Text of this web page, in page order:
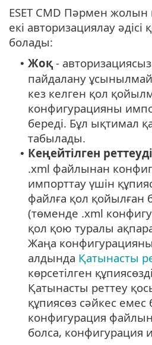
ESET CMD Пәрмен жолын
екі авторизациялау әдісі
болады:
• Жоқ- авторизациясыз.
пайдалану
кез келген қол
конфигурацияны
береді. Бұл ықтимал
табылады.
• Кеңейтілген
.xml файлынан
импорттау үшін
файлға қол қойылған
(төменде .xml
қол қою туралы
Жаңа
алдында Қатынасты
көрсетілген
Қатынасты реттеу
құпиясөз сәйкес
конфигурация
болса, конфигурация